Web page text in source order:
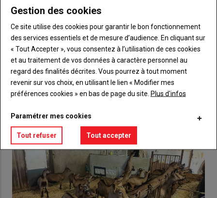
compte pour accéder à tout {nom-site}.
Lien Créez un compte
VOUS AIMEREZ AUSSI
Gestion des cookies
Ce site utilise des cookies pour garantir le bon fonctionnement
des services essentiels et de mesure d’audience. En cliquant sur
« Tout Accepter », vous consentez à l’utilisation de ces cookies
et au traitement de vos données à caractère personnel au
regard des finalités décrites. Vous pourrez à tout moment
revenir sur vos choix, en utilisant le lien « Modifier mes
préférences cookies » en bas de page du site. Plus d'infos
Paramétrer mes cookies
Tout refuser Tout accepter